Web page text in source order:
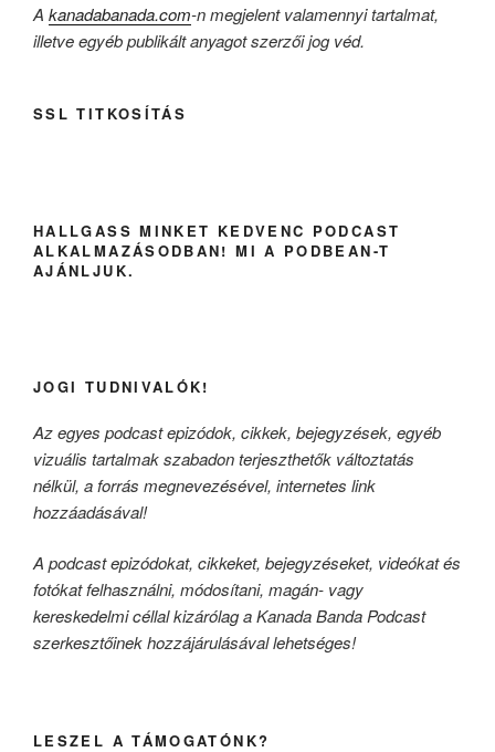
A kanadabanada.com-n megjelent valamennyi tartalmat,
illetve egyéb publikált anyagot szerzői jog véd.
SSL TITKOSÍTÁS
HALLGASS MINKET KEDVENC PODCAST
ALKALMAZÁSODBAN! MI A PODBEAN-T
AJÁNLJUK.
JOGI TUDNIVALÓK!
Az egyes podcast epizódok, cikkek, bejegyzések, egyéb
vizuális tartalmak szabadon terjeszthetők változtatás
nélkül, a forrás megnevezésével, internetes link
hozzáadásával!
A podcast epizódokat, cikkeket, bejegyzéseket, videókat és
fotókat felhasználni, módosítani, magán- vagy
kereskedelmi céllal kizárólag a Kanada Banda Podcast
szerkesztőinek hozzájárulásával lehetséges!
LESZEL A TÁMOGATÓNK?